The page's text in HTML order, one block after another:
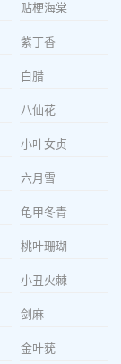
贴梗海棠
紫丁香
白腊
八仙花
小叶女贞
六月雪
龟甲冬青
桃叶珊瑚
小丑火棘
剑麻
金叶莸